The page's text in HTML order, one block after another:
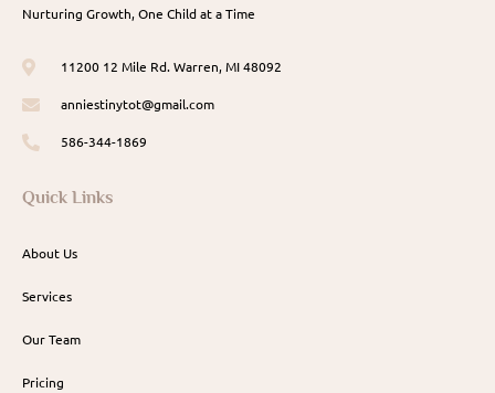
Nurturing Growth, One Child at a Time
11200 12 Mile Rd. Warren, MI 48092
anniestinytot@gmail.com
586-344-1869
Quick Links
About Us
Services
Our Team
Pricing